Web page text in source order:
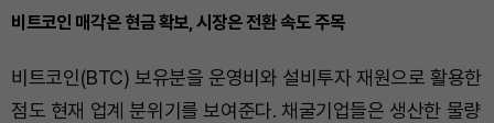
비트코인 매각은 현금 확보, 시장은 전환 속도 주목
비트코인(BTC) 보유분을 운영비와 설비투자 재원으로 활용한
점도 현재 업계 분위기를 보여준다. 채굴기업들은 생산한 물량